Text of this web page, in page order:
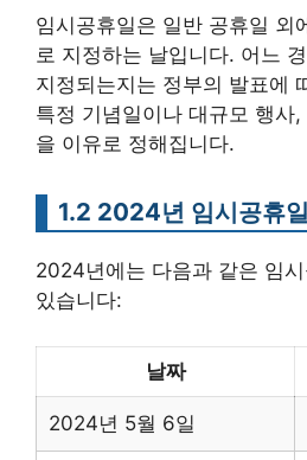
임시공휴일은 일반 공휴일 외
로 지정하는 날입니다. 어느
지정되는지는 정부의 발표에
특정 기념일이나 대규모 행사
을 이유로 정해집니다.
1.2 2024년 임시공휴
2024년에는 다음과 같은 임
있습니다:
날짜
2024년 5월 6일